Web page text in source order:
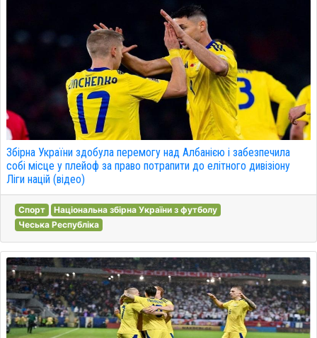
Збірна України здобула перемогу над Албанією і забезпечила
собі місце у плейоф за право потрапити до елітного дивізіону
Ліги націй (відео)
Спорт
Національна збірна України з футболу
Чеська Республіка